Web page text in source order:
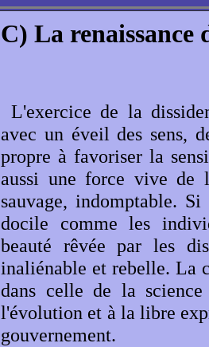
C) La
L'exercice de la
avec un éveil des sens,
propre à favoriser la
aussi une force vive de
sauvage, indomptable.
docile comme les
beauté rêvée par les
inaliénable et rebelle. La
dans celle de la
l'évolution et à la libre
gouvernement.